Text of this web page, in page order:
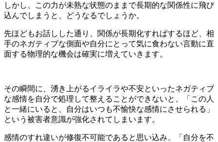
しかし、この力が未熟な状態のままで長期的な関係性に飛び
込んでしまうと、どうなるでしょうか。
先ほどもお話しした通り、関係が長期化すればするほど、相
手のネガティブな側面や自分にとって気に食わない言動に直
面する物理的な機会は確実に増えていきます。
その瞬間に、湧き上がるイライラや不安といったネガティブ
な感情を自分で処理して整えることができないと、「この人
と一緒にいると、自分はいつも不愉快な感情にさせられる」
という被害者意識が強化されてしまいます。
感情のすれ違いが修復不可能であると思い込み、「自分を不